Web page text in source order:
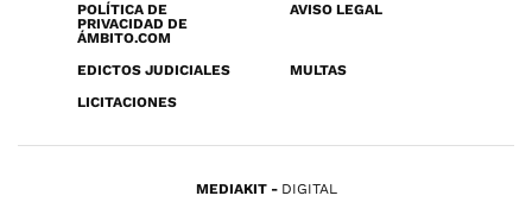
POLÍTICA DE
PRIVACIDAD DE
ÁMBITO.COM
AVISO LEGAL
EDICTOS JUDICIALES
MULTAS
LICITACIONES
MEDIAKIT DIGITAL